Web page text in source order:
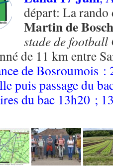
départ: La
Martin de
stade de football
de 11 km entre
de Bosroumois :
puis passage du
du bac 13h20 ;